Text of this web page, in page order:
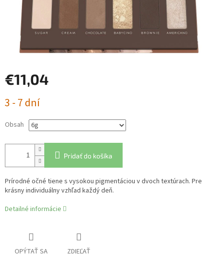
€11,04
cena:
3 - 7 dní
Obsah
Pridať do košíka
Prírodné očné tiene s vysokou pigmentáciou v dvoch textúrach. Pre
krásny individuálny vzhľad každý deň.
Detailné informácie
OPÝTAŤ SA ZDIEĽAŤ